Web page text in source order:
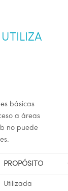
básicas
a áreas
no puede
PROPÓSITO
Utilizada